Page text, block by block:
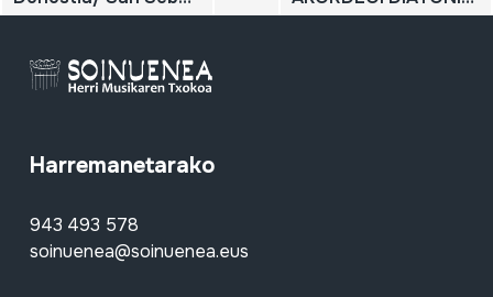
Harremanetarako
943 493 578
soinuenea@soinuenea.eus